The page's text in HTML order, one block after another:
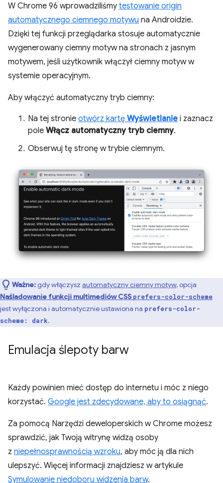
W Chrome 96 wprowadziliśmy testowanie origin
automatycznego ciemnego motywu na Androidzie.
Dzięki tej funkcji przeglądarka stosuje automatycznie
wygenerowany ciemny motyw na stronach z jasnym
motywem, jeśli użytkownik włączył ciemny motyw w
systemie operacyjnym.
Aby włączyć automatyczny tryb ciemny:
Na tej stronie otwórz kartę Wyświetlanie i zaznacz
pole Włącz automatyczny tryb ciemny.
Obserwuj tę stronę w trybie ciemnym.
Ważne:gdy włączysz automatyczny ciemny motyw, opcja
Naśladowanie funkcji multimediów CSS prefers-color-scheme
jest wyłączona i automatycznie ustawiona na prefers-color-
scheme: dark.
Emulacja ślepoty barw
Każdy powinien mieć dostęp do internetu i móc z niego
korzystać. Google jest zdecydowane, aby to osiągnąć.
Za pomocą Narzędzi deweloperskich w Chrome możesz
sprawdzić, jak Twoją witrynę widzą osoby
z niepełnosprawnością wzroku, aby móc ją dla nich
ulepszyć. Więcej informacji znajdziesz w artykule
Symulowanie niedoboru widzenia barw.